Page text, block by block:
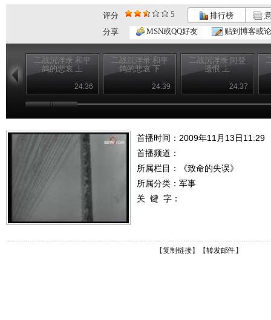
评分 5 排行榜
分享
MSN或QQ好友 贴到博客或
二战沉浮录 和平
鸽的悲哀 上
24:36
二战沉浮录 和平
鸽的悲哀 下
24:39
二战沉浮录 阿登
遗恨 上
24:37
首播时间：2009年11月13日11:29
首播频道：
所属栏目：
《致命的失误》
所属分类：军事
关 键 字：
【复制链接】【转发邮件 】